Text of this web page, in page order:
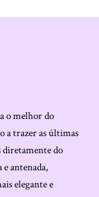
o melhor do
a trazer as últimas
diretamente do
antenada,
elegante e